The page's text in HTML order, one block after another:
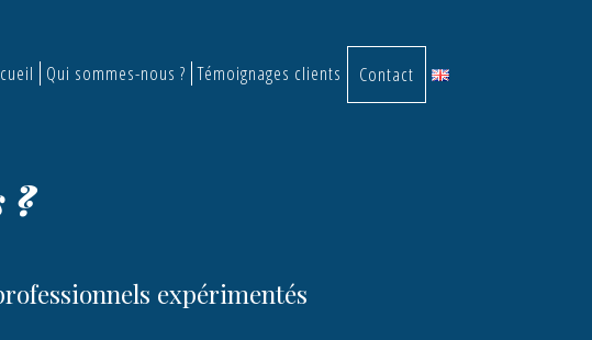
Qui sommes-nous ? Témoignages clients Contact
?
expérimentés